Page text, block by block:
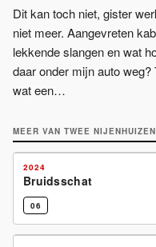
Dit kan toch niet, gister
niet meer. Aangevreten
lekkende slangen en wat
daar onder mijn auto
wat een…
MEER VAN TWEE NIJENHUIZEN
2024
Bruidsschat
06
EREPRIJS
FIGURATIEPRIJS
+1